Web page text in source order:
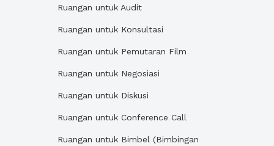
Ruangan untuk Audit
Ruangan untuk Konsultasi
Ruangan untuk Pemutaran Film
Ruangan untuk Negosiasi
Ruangan untuk Diskusi
Ruangan untuk Conference Call
Ruangan untuk Bimbel (Bimbingan